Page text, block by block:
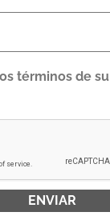
términos de su